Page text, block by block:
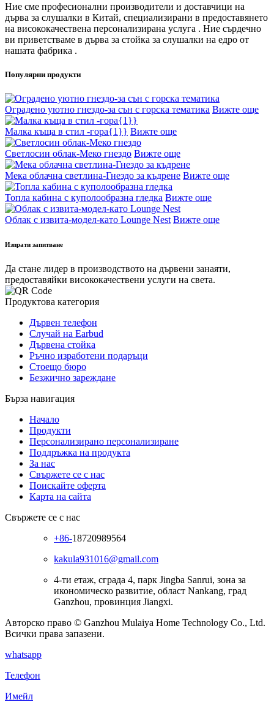
Ние сме професионални производители и доставчици на
дърва за слушалки в Китай, специализирани в предоставянето
на висококачествена персонализирана услуга . Ние сърдечно
ви приветстваме в дърва за стойка за слушалки на едро от
нашата фабрика .
Популярни продукти
Оградено уютно гнездо-за сън с горска тематика Вижте още
Малка къща в стил -гора{1}} Вижте още
Светлосин облак-Меко гнездо Вижте още
Мека облачна светлина-Гнездо за къдрене Вижте още
Топла кабина с куполообразна гледка Вижте още
Облак с извита-модел-като Lounge Nest Вижте още
Изпрати запитване
Да стане лидер в производството на дървени занаяти,
предоставяйки висококачествени услуги на света.
Продуктова категория
Дървен телефон
Случай на Earbud
Дървена стойка
Ръчно изработени подаръци
Стоещо бюро
Безжично зареждане
Бърза навигация
Начало
Продукти
Персонализирано персонализиране
Поддръжка на продукта
За нас
Свържете се с нас
Поискайте оферта
Карта на сайта
Свържете се с нас
+86-18720989564
kakula931016@gmail.com
4-ти етаж, сграда 4, парк Jingba Sanrui, зона за
икономическо развитие, област Nankang, град
Ganzhou, провинция Jiangxi.
Авторско право © Ganzhou Mulaiya Home Technology Co., Ltd.
Всички права запазени.
whatsapp
Телефон
Имейл